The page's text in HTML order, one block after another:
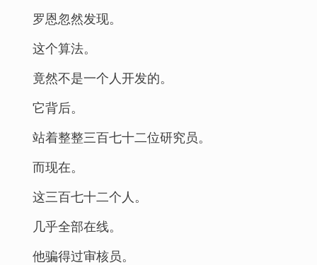
罗恩忽然发现。
这个算法。
竟然不是一个人开发的。
它背后。
站着整整三百七十二位研究员。
而现在。
这三百七十二个人。
几乎全部在线。
他骗得过审核员。